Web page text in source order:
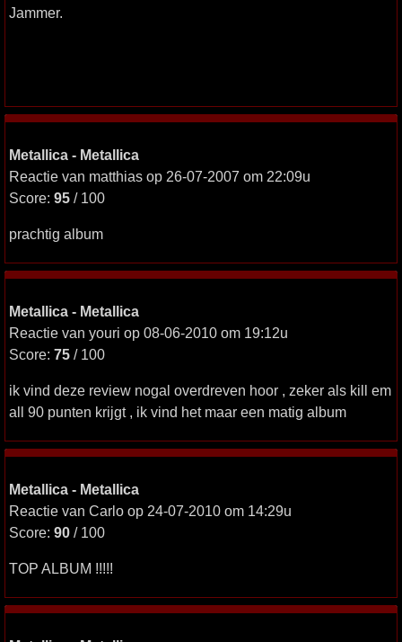
Jammer.
Metallica - Metallica
Reactie van matthias op 26-07-2007 om 22:09u
Score: 95 / 100
prachtig album
Metallica - Metallica
Reactie van youri op 08-06-2010 om 19:12u
Score: 75 / 100
ik vind deze review nogal overdreven hoor , zeker als kill em
all 90 punten krijgt , ik vind het maar een matig album
Metallica - Metallica
Reactie van Carlo op 24-07-2010 om 14:29u
Score: 90 / 100
TOP ALBUM !!!!!